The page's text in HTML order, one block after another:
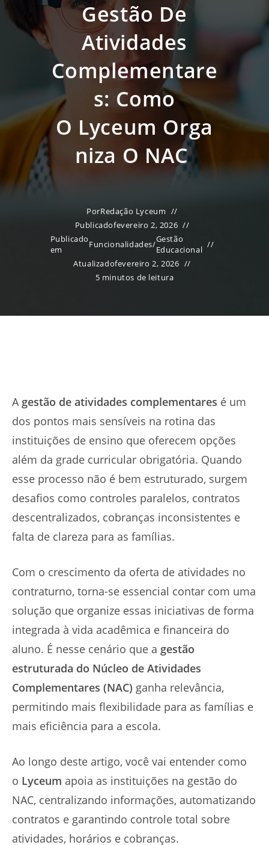
Gestão De
Atividades
Complementare
S: Como
O Lyceum Orga
Niza O NAC
PorRedação Lyceum
Publicadofevereiro 2, 2026
Publicado
em
Funcionalidades/Gestão
Educacional
Atualizadofevereiro 2, 2026
5 minutos de leitura
A gestão de atividades complementares é um
dos pontos mais sensíveis na rotina das
instituições de ensino que oferecem opções
além da grade curricular obrigatória. Quando
esse processo não é bem estruturado, surgem
desafios como controles paralelos, contratos
descentralizados, cobranças inconsistentes e
falta de clareza para as famílias.
Com o crescimento da oferta de atividades no
contraturno, torna-se essencial contar com uma
solução que organize essas iniciativas de forma
integrada à vida acadêmica e financeira do
aluno. É nesse cenário que a gestão
estruturada do Núcleo de Atividades
Complementares (NAC) ganha relevância,
permitindo mais flexibilidade para as famílias e
mais eficiência para a escola.
Ao longo deste artigo, você vai entender como
o Lyceum apoia as instituições na gestão do
NAC, centralizando informações, automatizando
contratos e garantindo controle total sobre
atividades, horários e cobranças.